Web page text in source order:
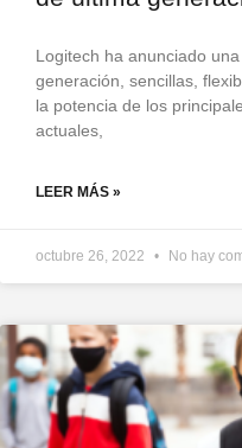
Logitech ha anunciado
generación, sencillas,
la potencia de los
actuales,
LEER MÁS »
octubre 26, 2022 No hay